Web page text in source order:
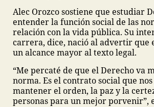
Alec Orozco sostiene que estudiar
entender la función social de las
relación con la vida pública. Su
carrera, dice, nació al advertir que
un alcance mayor al texto legal.
“Me percaté de que el Derecho va
norma. Es el contrato social que
mantener el orden, la paz y la
personas para un mejor porvenir”,